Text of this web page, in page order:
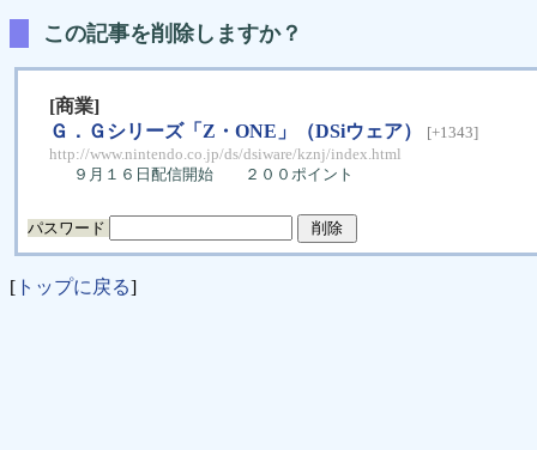
この記事を削除しますか？
[商業]
Ｇ．Ｇシリーズ「Z・ONE」（DSiウェア）
[+1343]
http://www.nintendo.co.jp/ds/dsiware/kznj/index.html
９月１６日配信開始 ２００ポイント
パスワード
[ トップに戻る]